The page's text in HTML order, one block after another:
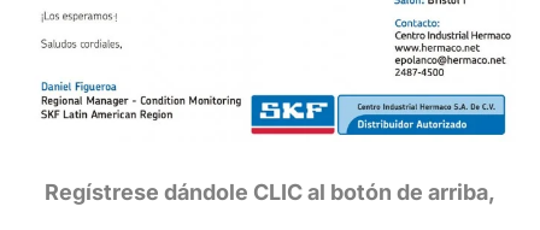
Regístrese dándole CLIC al botón de arriba,